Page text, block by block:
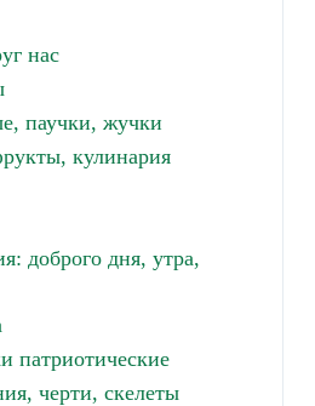
нас
паучки, жучки
кулинария
доброго дня, утра,
патриотические
черти, скелеты